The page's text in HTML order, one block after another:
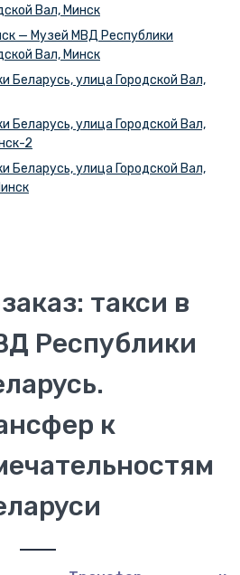
Вал, Минск
— Музей МВД Республики
Вал, Минск
Беларусь, улица Городской Вал,
Беларусь, улица Городской Вал,
2
Беларусь, улица Городской Вал,
такси в
Республики
к